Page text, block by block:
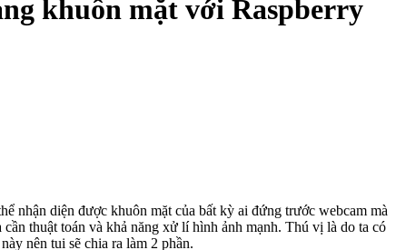
khuôn mặt với Raspberry
nhận diện được khuôn mặt của bất kỳ ai đứng trước webcam mà
thuật toán và khả năng xử lí hình ảnh mạnh. Thú vị là do ta có
nên tui sẽ chia ra làm 2 phần.